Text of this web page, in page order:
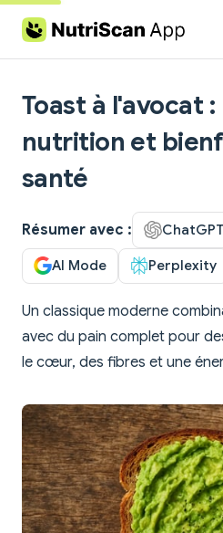
Skip to content
Toast à l'avocat
nutrition et
santé
Résumer avec : ChatGPT
AI Mode Perplexity
Un classique moderne
avec du pain complet pour
le cœur, des fibres et une